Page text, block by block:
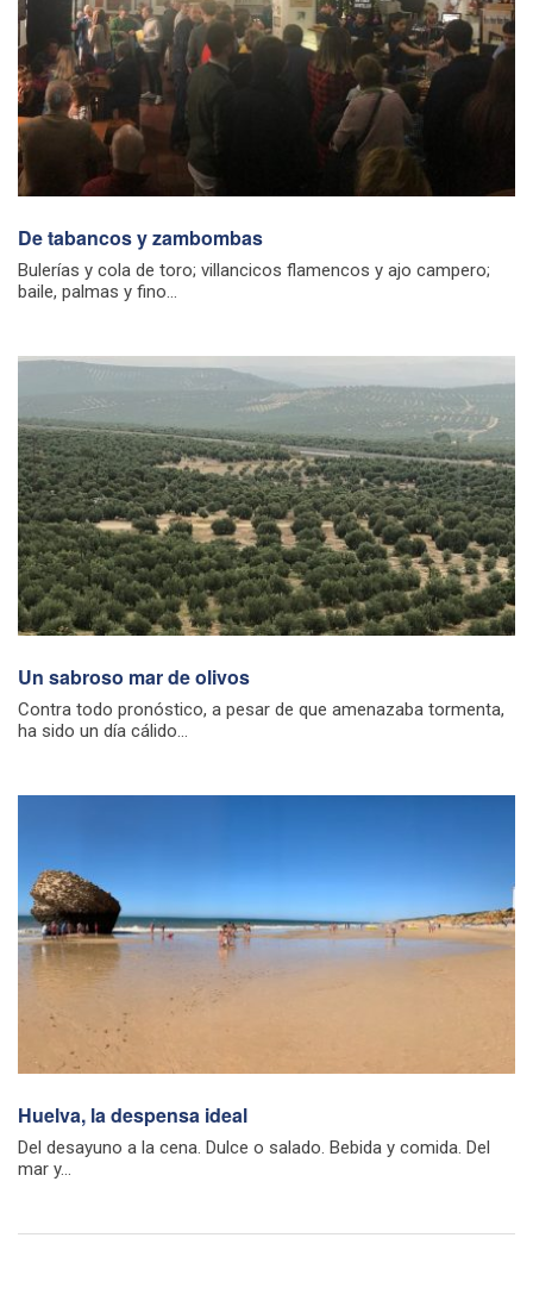
De tabancos y zambombas
Bulerías y cola de toro; villancicos flamencos y ajo campero;
baile, palmas y fino...
Un sabroso mar de olivos
Contra todo pronóstico, a pesar de que amenazaba tormenta,
ha sido un día cálido...
Huelva, la despensa ideal
Del desayuno a la cena. Dulce o salado. Bebida y comida. Del
mar y...